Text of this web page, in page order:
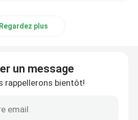
Regardez plus
un message
rappellerons bientôt!